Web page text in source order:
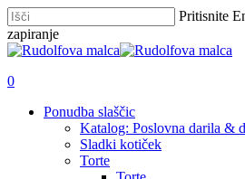
Skip
to
main
Pritisnite
zapiranje
Zapri
išči
account
0
Ponudba slaščic
Katalog: Poslovna darila &
Sladki kotiček
Torte